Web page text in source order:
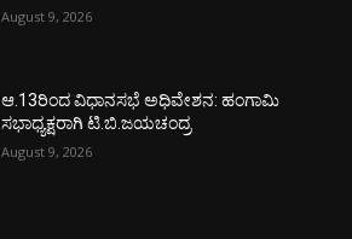
August 9, 2026
ಆ.13ರಿಂದ ವಿಧಾನಸಭೆ ಅಧಿವೇಶನ: ಹಂಗಾಮಿ
ಸಭಾಧ್ಯಕ್ಷರಾಗಿ ಟಿ.ಬಿ.ಜಯಚಂದ್ರ
August 9, 2026